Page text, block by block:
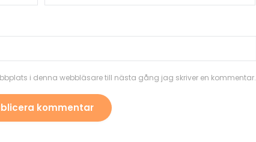
i denna webbläsare till nästa gång jag skriver en kommentar.